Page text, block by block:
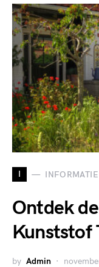
I INFORMATIE
Ontdek
Kunststof
by Admin